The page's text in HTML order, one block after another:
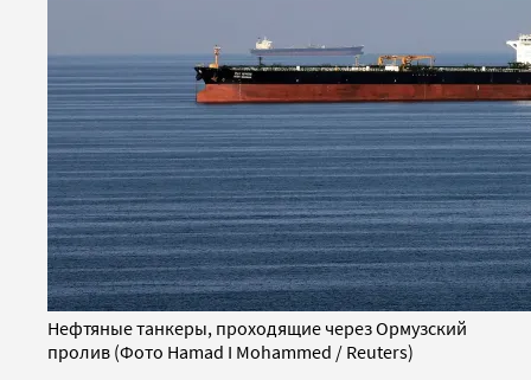
Нефтяные танкеры, проходящие через Ормузский
пролив (Фото Hamad I Mohammed / Reuters)